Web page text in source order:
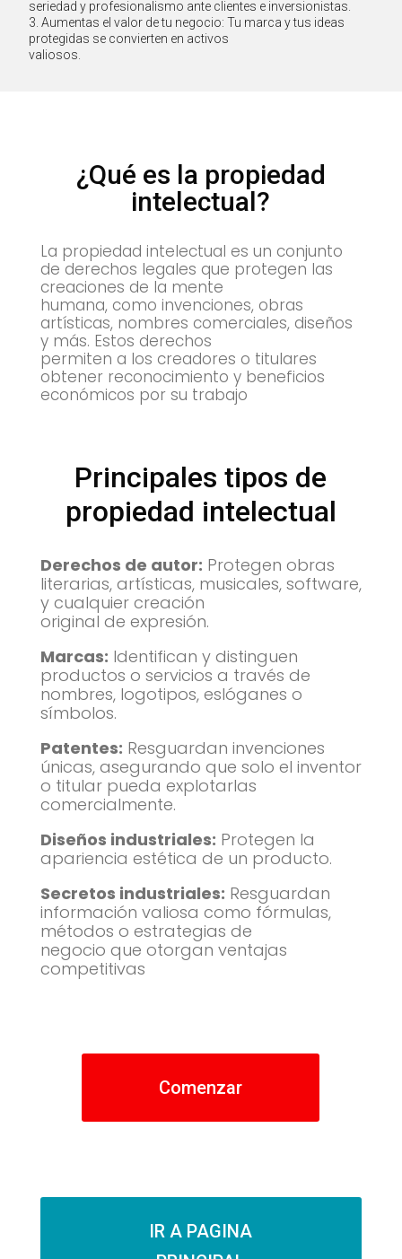
seriedad y profesionalismo ante clientes e inversionistas.
3. Aumentas el valor de tu negocio: Tu marca y tus ideas
protegidas se convierten en activos
valiosos.
¿Qué es la propiedad
intelectual?
La propiedad intelectual es un conjunto
de derechos legales que protegen las
creaciones de la mente
humana, como invenciones, obras
artísticas, nombres comerciales, diseños
y más. Estos derechos
permiten a los creadores o titulares
obtener reconocimiento y beneficios
económicos por su trabajo
Principales tipos de
propiedad intelectual
Derechos de autor: Protegen obras
literarias, artísticas, musicales, software,
y cualquier creación
original de expresión.
Marcas: Identifican y distinguen
productos o servicios a través de
nombres, logotipos, eslóganes o
símbolos.
Patentes: Resguardan invenciones
únicas, asegurando que solo el inventor
o titular pueda explotarlas
comercialmente.
Diseños industriales: Protegen la
apariencia estética de un producto.
Secretos industriales: Resguardan
información valiosa como fórmulas,
métodos o estrategias de
negocio que otorgan ventajas
competitivas
Comenzar
IR A PAGINA